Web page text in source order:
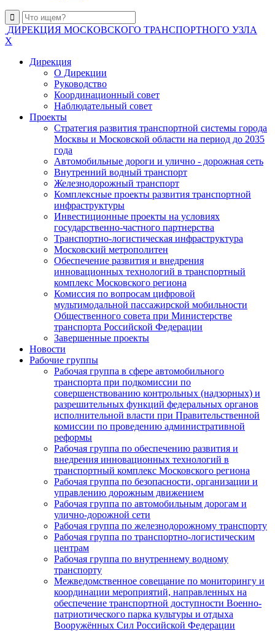
ДИРЕКЦИЯ МОСКОВСКОГО ТРАНСПОРТНОГО УЗЛА
X
Дирекция
О Дирекции
Руководство
Координационный совет
Наблюдательный совет
Проекты
Стратегия развития транспортной системы города
Москвы и Московской области на период до 2035
года
Автомобильные дороги и улично - дорожная сеть
Внутренний водный транспорт
Железнодорожный транспорт
Комплексные проекты развития транспортной
инфраструктуры
Инвестиционные проекты на условиях
государственно-частного партнерства
Транспортно-логистическая инфраструктура
Московский метрополитен
Обеспечение развития и внедрения
инновационных технологий в транспортный
комплекс Московского региона
Комиссия по вопросам цифровой
мультимодальной пассажирской мобильности
Общественного совета при Министерстве
транспорта Российской Федерации
Завершенные проекты
Новости
Рабочие группы
Рабочая группа в сфере автомобильного
транспорта при подкомиссии по
совершенствованию контрольных (надзорных) и
разрешительных функций федеральных органов
исполнительной власти при Правительственной
комиссии по проведению административной
реформы
Рабочая группа по обеспечению развития и
внедрения инновационных технологий в
транспортный комплекс Московского региона
Рабочая группа по безопасности, организации и
управлению дорожным движением
Рабочая группа по автомобильным дорогам и
улично-дорожной сети
Рабочая группа по железнодорожному транспорту
Рабочая группа по транспортно-логистическим
центрам
Рабочая группа по внутреннему водному
транспорту
Межведомственное совещание по мониторингу и
координации мероприятий, направленных на
обеспечение транспортной доступности Военно-
патриотического парка культуры и отдыха
Вооружённых Сил Российской Федерации